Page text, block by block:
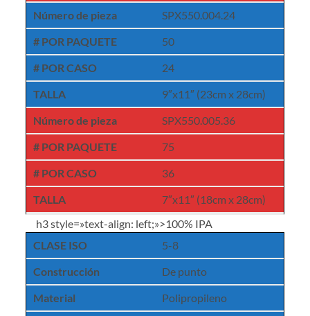
Número de pieza
SPX550.004.24
# POR PAQUETE
50
# POR CASO
24
TALLA
9″x11″ (23cm x 28cm)
Número de pieza
SPX550.005.36
# POR PAQUETE
75
# POR CASO
36
TALLA
7″x11″ (18cm x 28cm)
h3 style=»text-align: left;»>100% IPA
CLASE ISO
5-8
Construcción
De punto
Material
Polipropileno